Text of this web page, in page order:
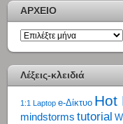
ΑΡΧΕΙΟ
ΑΡΧΕΙΟ
Λέξεις-κλειδιά
1:1 Laptop e-Δίκτυο Hot
mindstorms tutorial